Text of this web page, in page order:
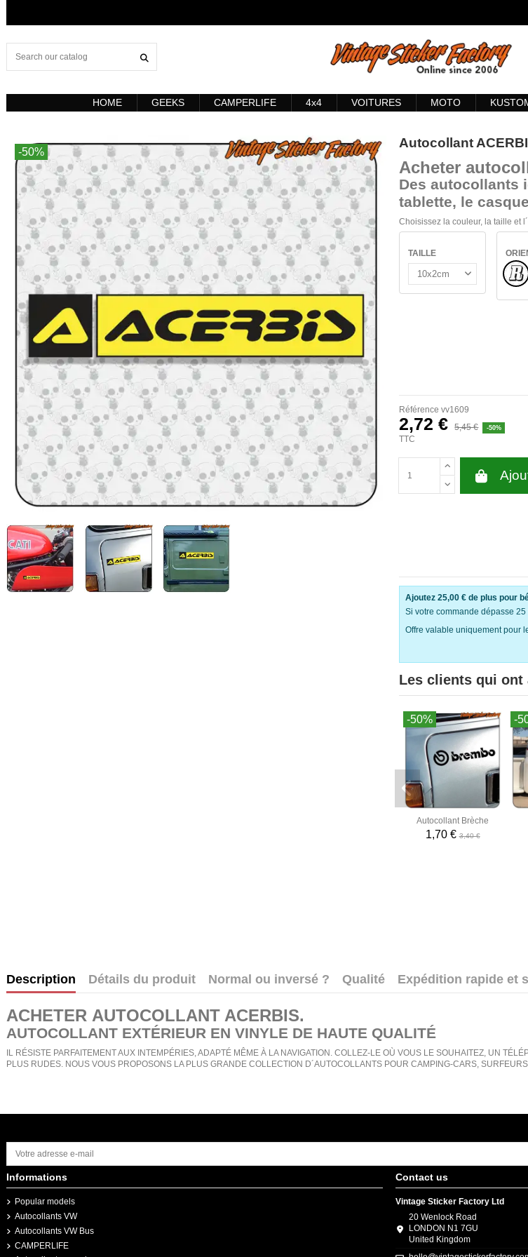
HOME GEEKS CAMPERLIFE 4x4 VOITURES MOTO
-50%
Autocollant
Acheter
Des autocollants
tablette, le
Choisissez la couleur, la taille et
TAILLE
Référence vv1609
2,72 € 5,45 € -50%
TTC
Ajoutez 25,00 € de plus pour
Si votre commande dépasse
Offre valable uniquement pour
Les clients qui ont
-50%
Autocollant Brèche
1,70 €3,40 €
-
Description Détails du produit Normal ou inversé ? Qualité Expédition rapide et
ACHETER AUTOCOLLANT ACERBIS.
AUTOCOLLANT EXTÉRIEUR EN VINYLE DE HAUTE QUALITÉ
IL RÉSISTE PARFAITEMENT AUX INTEMPÉRIES, ADAPTÉ MÊME À LA NAVIGATION. COLLEZ-LE OÙ VOUS LE SOUHAITEZ, UN
PLUS RUDES. NOUS VOUS PROPOSONS LA PLUS GRANDE COLLECTION D´AUTOCOLLANTS POUR CAMPING-CARS,
Informations
Popular models
Autocollants VW
Autocollants VW Bus
CAMPERLIFE
Contact us
Vintage Sticker Factory Ltd
20 Wenlock Road
LONDON N1 7GU
United Kingdom